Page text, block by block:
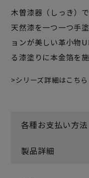
木曽漆器（しっき）
天然漆を一つ一つ手
ョンが美しい革小物
る漆塗りに本金箔を
シリーズ詳細はこちら
各種お支払い方法
製品詳細